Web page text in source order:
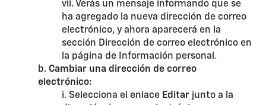
vii. Verás un mensaje informando que se
ha agregado la nueva dirección de correo
electrónico, y ahora aparecerá en la
sección Dirección de correo electrónico en
la página de Información personal.
b. Cambiar una dirección de correo
electrónico:
i. Selecciona el enlace Editar junto a la